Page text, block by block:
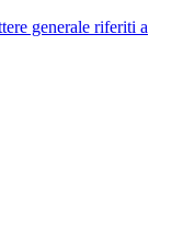
generale riferiti a